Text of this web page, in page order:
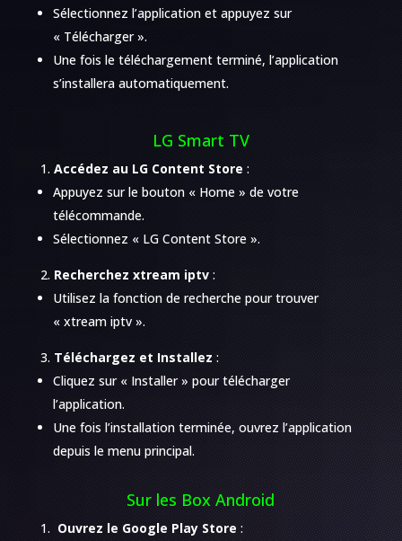
Sélectionnez l’application et appuyez sur
« Télécharger ».
Une fois le téléchargement terminé, l’application
s’installera automatiquement.
LG Smart TV
Accédez au LG Content Store :
Appuyez sur le bouton « Home » de votre
télécommande.
Sélectionnez « LG Content Store ».
Recherchez xtream iptv:
Utilisez la fonction de recherche pour trouver
« xtream iptv ».
Téléchargez et Installez :
Cliquez sur « Installer » pour télécharger
l’application.
Une fois l’installation terminée, ouvrez l’application
depuis le menu principal.
Sur les Box Android
Ouvrez le Google Play Store :